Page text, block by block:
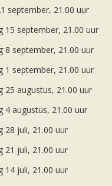
september, 21.00 uur
15 september, 21.00 uur
8 september, 21.00 uur
1 september, 21.00 uur
25 augustus, 21.00 uur
4 augustus, 21.00 uur
28 juli, 21.00 uur
21 juli, 21.00 uur
14 juli, 21.00 uur